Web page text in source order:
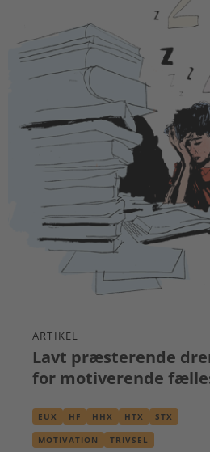
ARTIKEL
Lavt præsterende
for motiverende
EUX HF HHX HTX STX
MOTIVATION TRIVSEL